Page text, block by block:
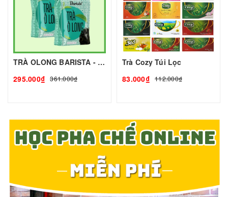
TRÀ OLONG BARISTA - 500g - COZY | Nguyên Liệu Pha Chế - TOBEE FOOD
295.000₫
361.000₫
Trà Cozy Túi Lọc
83.000₫ 112.000₫